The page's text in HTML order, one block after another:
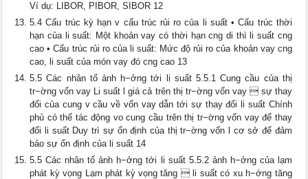
Ví dụ: LIBOR, PIBOR, SIBOR 12
5.4 Cấu trúc kỳ hạn v cấu trúc rủi ro của li suất • Cấu trúc thời
hạn của li suất: Một khoản vay có thời hạn cng di thì li suất cng
cao • Cấu trúc rủi ro của li suất: Mức độ rủi ro của khoản vay cng
cao, li suất của món vay đó cng cao 13
5.5 Các nhân tố ảnh h−ởng tới li suất 5.5.1 Cung cầu của thị
tr−ờng vốn vay Li suất l giá cả trên thị tr−ờng vốn vay  sự thay
đổi của cung v cầu về vốn vay dẫn tới sự thay đổi li suất Chính
phủ có thể tác động vo cung cầu trên thị tr−ờng vốn vay để thay
đổi li suất Duy trì sự ổn định của thị tr−ờng vốn l cơ sở để đảm
bảo sự ổn định của li suất 14
5.5 Các nhân tố ảnh h−ởng tới li suất 5.5.2 ảnh h−ởng của lạm
phát kỳ vọng Lạm phát kỳ vọng tăng  li suất có xu h−ớng tăng